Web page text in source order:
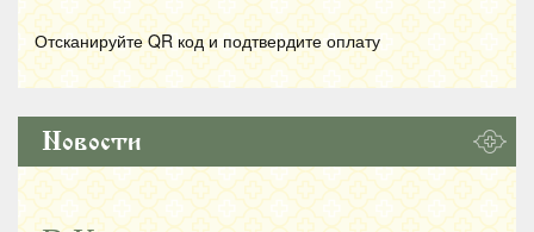
Отсканируйте QR код и подтвердите оплату
Новости